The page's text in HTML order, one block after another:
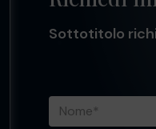
Sottotitolo